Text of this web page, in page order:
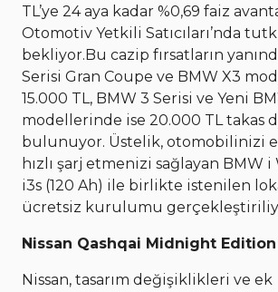
TL’ye 24 aya kadar %0,69 faiz
Otomotiv Yetkili Satıcıları’nda
bekliyor.Bu cazip fırsatların
Serisi Gran Coupe ve BMW X3
15.000 TL, BMW 3 Serisi ve Yeni
modellerinde ise 20.000 TL takas
bulunuyor. Üstelik, otomobilinizi
hızlı şarj etmenizi sağlayan BMW
i3s (120 Ah) ile birlikte istenilen
ücretsiz kurulumu
Nissan Qashqai Midnight
Nissan, tasarım değişiklikleri ve ek